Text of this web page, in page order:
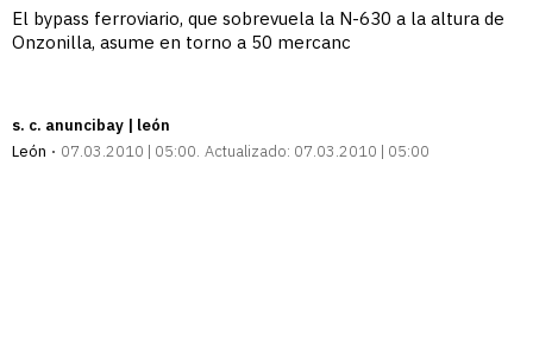
El bypass ferroviario, que sobrevuela la N-630 a la altura de
Onzonilla, asume en torno a 50 mercanc
s. c. anuncibay | león
León
07.03.2010 | 05:00 Actualizado: 07.03.2010 | 05:00